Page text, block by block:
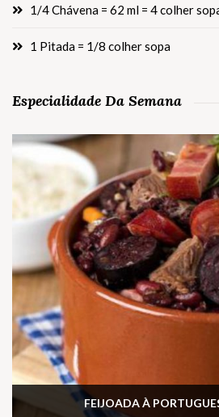
1/4 Chávena = 62 ml = 4 colher
1 Pitada = 1/8 colher sopa
Especialidade Da Semana
FEIJOADA À